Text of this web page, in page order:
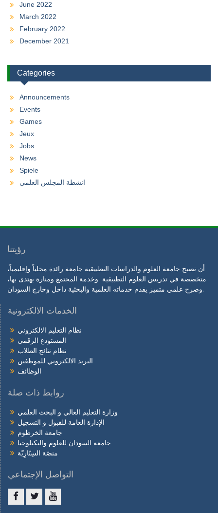
June 2022
March 2022
February 2022
December 2021
Categories
Announcements
Events
Games
Jeux
Jobs
News
Spiele
انشطة المجلس العلمي
رؤيتنا
أن تصبح جامعة العلوم والدراسات التطبيقية جامعة رائدة محلياً وإقليمياً،
متخصصة في تدريس العلوم التطبيقية وخدمة المجتمع ومنارة يهتدى بها،
وصرح علمي متميز يقدم خدماته العلمية والبحثية داخل وخارج السودان.
الخدمات الالكترونية
نظام التعليم الالكتروني
المستودع الرقمي
نظام نتائج الطلاب
البريد الالكتروني للموظفين
الوظائف
روابط ذات صلة
وزارة التعليم العالي و البحث العلمي
الإدارة العامة للقبول و التسجيل
جامعة الخرطوم
جامعة السودان للعلوم والتكنلوجيا
منصّة السِنّارِيّة
التواصل الإجتماعي